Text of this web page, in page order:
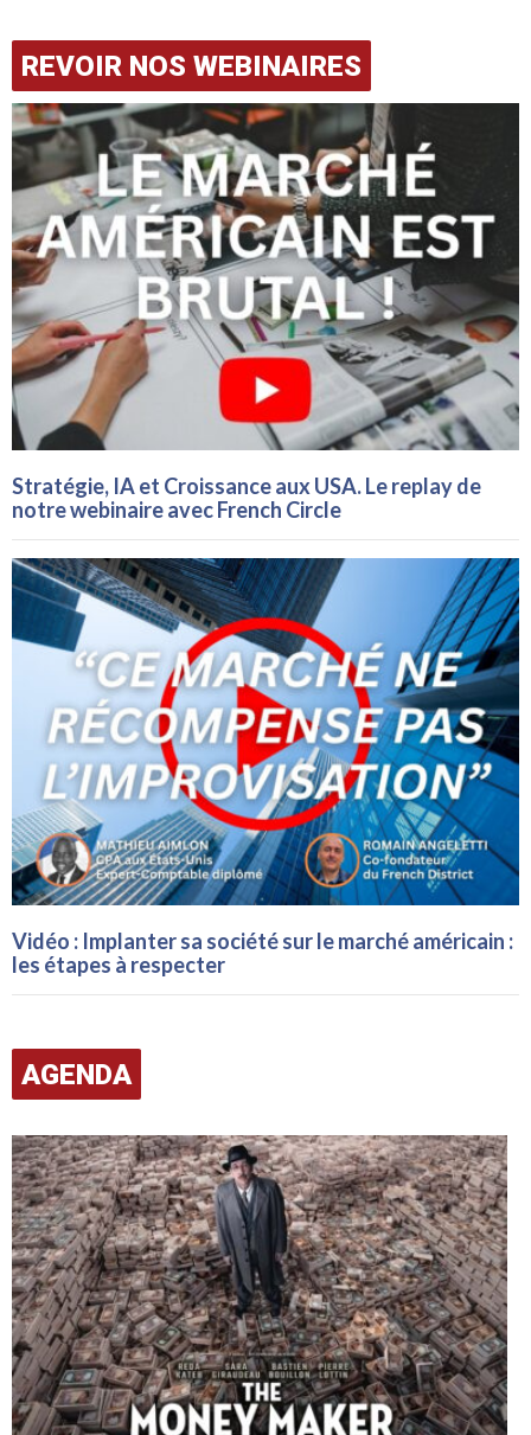
REVOIR NOS WEBINAIRES
Stratégie, IA et Croissance aux USA. Le replay de
notre webinaire avec French Circle
Vidéo : Implanter sa société sur le marché américain :
les étapes à respecter
AGENDA